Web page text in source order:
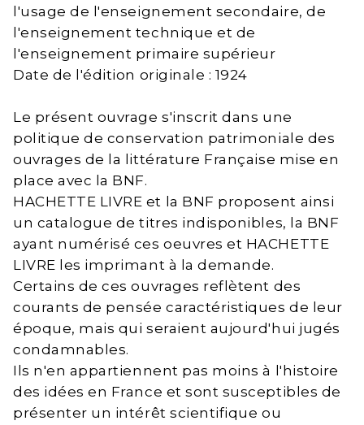
l'usage de l'enseignement secondaire, de
l'enseignement technique et de
l'enseignement primaire supérieur
Date de l'édition originale : 1924
Le présent ouvrage s'inscrit dans une
politique de conservation patrimoniale des
ouvrages de la littérature Française mise en
place avec la BNF.
HACHETTE LIVRE et la BNF proposent ainsi
un catalogue de titres indisponibles, la BNF
ayant numérisé ces oeuvres et HACHETTE
LIVRE les imprimant à la demande.
Certains de ces ouvrages reflètent des
courants de pensée caractéristiques de leur
époque, mais qui seraient aujourd'hui jugés
condamnables.
Ils n'en appartiennent pas moins à l'histoire
des idées en France et sont susceptibles de
présenter un intérêt scientifique ou